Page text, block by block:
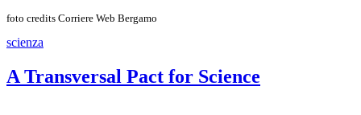
foto credits Corriere Web Bergamo
scienza
A Transversal Pact for Science